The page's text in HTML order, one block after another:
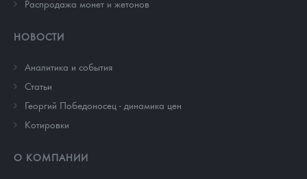
Распродажа монет и жетонов
НОВОСТИ
Аналитика и события
Cтатьи
Георгий Победоносец - динамика цен
Котировки
О КОМПАНИИ